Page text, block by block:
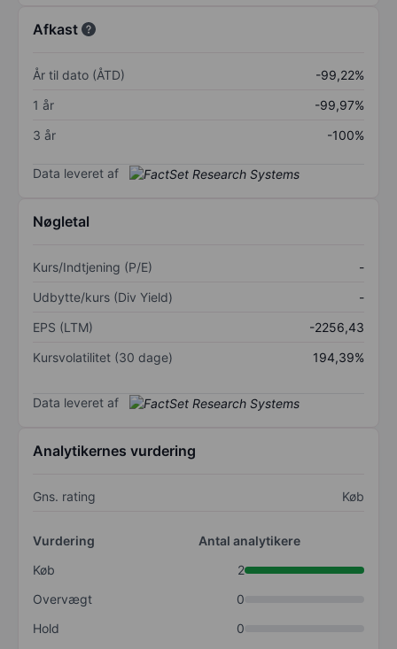
Afkast
År til dato (ÅTD)
-99,22%
1 år
-99,97%
3 år
-100%
Data leveret af
Nøgletal
Kurs/Indtjening (P/E)
-
Udbytte/kurs (Div Yield)
-
EPS (LTM)
-2256,43
Kursvolatilitet (30 dage)
194,39%
Data leveret af
Analytikernes vurdering
Gns. rating Køb
Vurdering
Antal analytikere
Køb
2
Overvægt
0
Hold
0